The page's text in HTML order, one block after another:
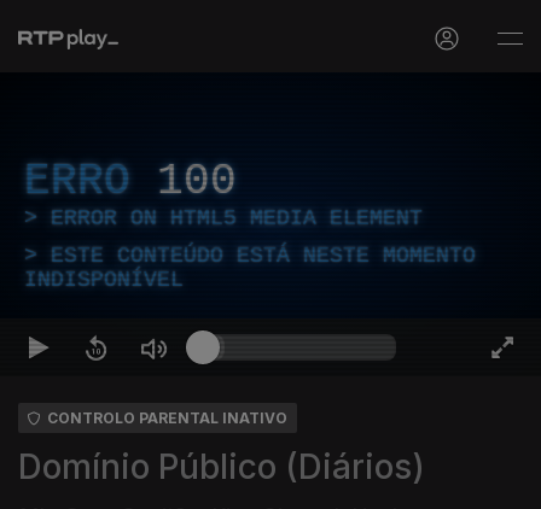
ERRO 100
ERROR ON HTML5 MEDIA ELEMENT
ESTE CONTEÚDO ESTÁ NESTE MOMENTO
INDISPONÍVEL
CONTROLO PARENTAL INATIVO
Domínio Público (Diários)